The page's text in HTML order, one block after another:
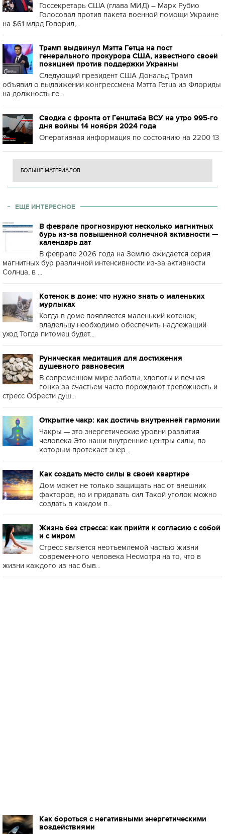
Госсекретарь США (глава МИД) – Марк Рубио
Голосовал против пакета военной помощи Украине
на $61 млрд Говорил,...
Трамп выдвинул Мэтта Гетца на пост
генерального прокурора США, известного своей
позицией против поддержки Украины
Следующий президент США Дональд Трамп
объявил о выдвижении конгрессмена Мэтта Гетца из Флориды
на должность ге...
Сводка с фронта от Генштаба ВСУ на утро 995-го
дня войны 14 ноября 2024 года
Оперативная информация по состоянию на 2200 13
БОЛЬШЕ МАТЕРИАЛОВ
ЕЩЕ ИНТЕРЕСНОЕ
В феврале прогнозируют несколько магнитных
бурь из-за повышенной солнечной активности —
календарь дат
В феврале 2026 года на Землю ожидается серия
магнитных бур различной интенсивности из-за активности
Солнца, в ...
Котенок в доме: что нужно знать о маленьких
мурлыках
Когда в доме появляется маленький котенок,
владельцу необходимо обеспечить надлежащий
уход Тогда питомец будет...
Руническая медитация для достижения
душевного равновесия
В современном мире заботы, хлопоты и вечная
гонка за счастьем часто порождают тревожность и
стресс Обрести душ...
Открытие чакр: как достичь внутренней гармонии
Чакры — это энергетические уровни развития
человека Это наши внутренние центры силы, по
которым протекает энер...
Как создать место силы в своей квартире
Дом может не только защищать нас от внешних
факторов, но и придавать сил Такой уголок можно
создать в каждом п...
Жизнь без стресса: как прийти к согласию с собой
и с миром
Стресс является неотъемлемой частью жизни
современного человека Несмотря на то, что в
жизни каждого из нас быв...
Как бороться с негативными энергетическими
воздействиями